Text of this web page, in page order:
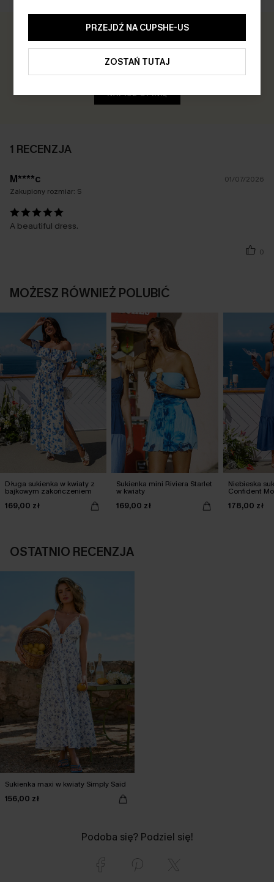
5.0 1 RECENZJA
NAPISZ OPINIĘ
1 RECENZJA
M****c
01/07/2026
Zakupiony rozmiar: S
A beautiful dress.
0
MOŻESZ RÓWNIEŻ POLUBIĆ
Długa sukienka w kwiaty z
bajkowym zakończeniem
169,00 zł
Sukienka mini Riviera Starlet
w kwiaty
169,00 zł
Niebieska
Confident
178,00 zł
OSTATNIO RECENZJA
Sukienka maxi w kwiaty Simply Said
156,00 zł
Podoba się? Podziel się!
PRZEJDŹ NA CUPSHE-US
ZOSTAŃ TUTAJ